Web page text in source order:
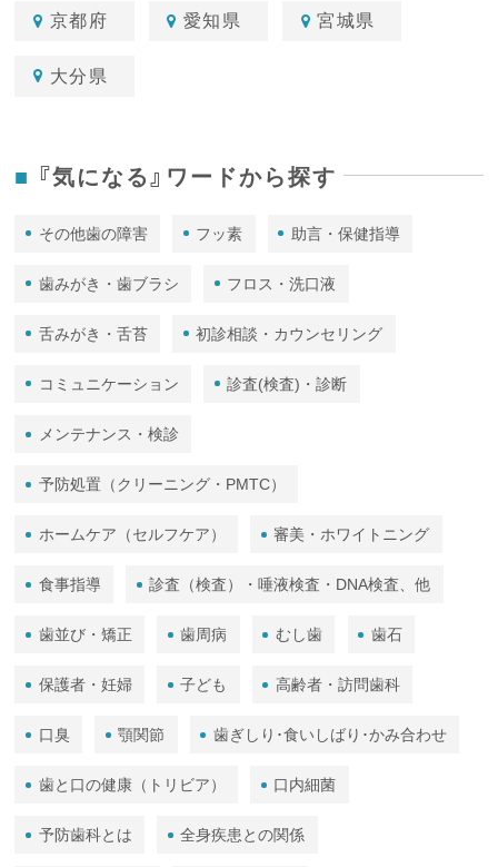
京都府 愛知県 宮城県
大分県
『気になる』ワードから探す
その他歯の障害 フッ素 助言・保健指導
歯みがき・歯ブラシ フロス・洗口液
舌みがき・舌苔 初診相談・カウンセリング
コミュニケーション 診査(検査)・診断
メンテナンス・検診
予防処置（クリーニング・PMTC）
ホームケア（セルフケア） 審美・ホワイトニング
食事指導 診査（検査）・唾液検査・DNA検査、他
歯並び・矯正 歯周病 むし歯 歯石
保護者・妊婦 子ども 高齢者・訪問歯科
口臭 顎関節 歯ぎしり･食いしばり･かみ合わせ
歯と口の健康（トリビア） 口内細菌
予防歯科とは 全身疾患との関係